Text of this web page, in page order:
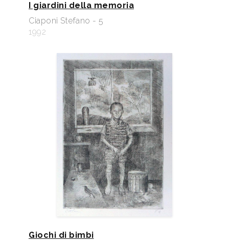
I giardini della memoria
Ciaponi Stefano - 5
1992
Giochi di bimbi